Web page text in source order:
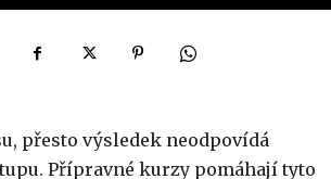
přesto výsledek neodpovídá
Přípravné kurzy pomáhají tyto